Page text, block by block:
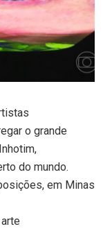
o grande
do mundo.
em Minas